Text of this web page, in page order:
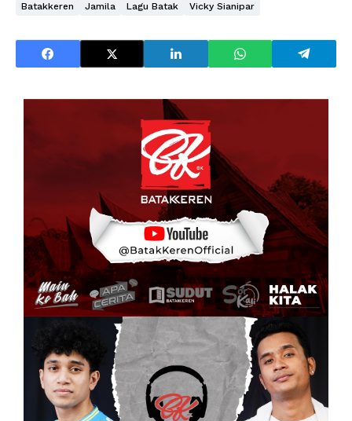
Batakkeren Jamila Lagu Batak Vicky Sianipar